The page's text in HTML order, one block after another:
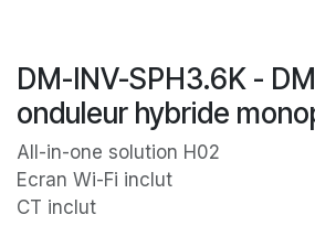
DM-INV-SPH3.6K -
onduleur hybride
All-in-one solution H02
Ecran Wi-Fi inclut
CT inclut